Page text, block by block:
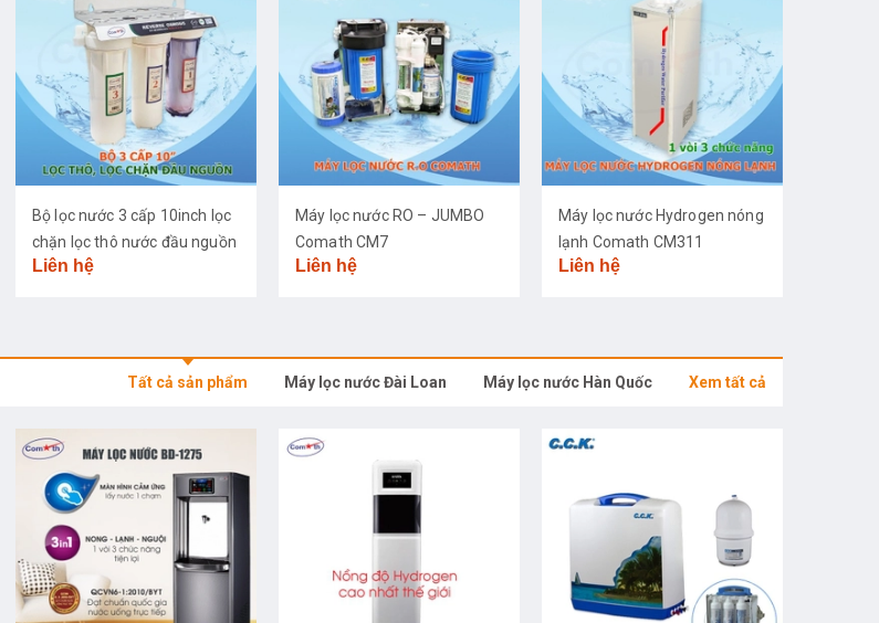
Bộ lọc nước 3 cấp 10inch lọc
chặn lọc thô nước đầu nguồn
Liên hệ
Máy lọc nước RO – JUMBO
Comath CM7
Liên hệ
Máy lọc nước Hydrogen nóng
lạnh Comath CM311
Liên hệ
Tất cả sản phẩm Máy lọc nước Đài Loan Máy lọc nước Hàn Quốc Xem tất cả